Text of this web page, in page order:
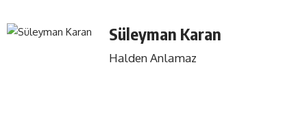
Süleyman Karan
Halden Anlamaz